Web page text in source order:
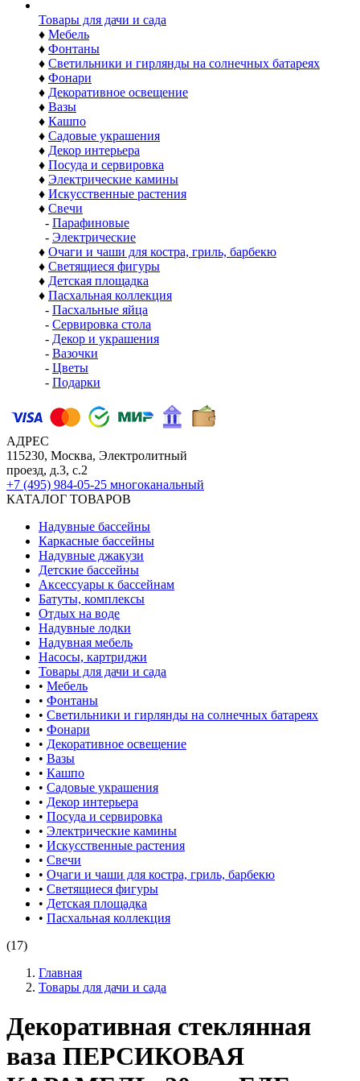
Товары для дачи и сада
♦ Мебель
♦ Фонтаны
♦ Светильники и гирлянды на солнечных батареях
♦ Фонари
♦ Декоративное освещение
♦ Вазы
♦ Кашпо
♦ Садовые украшения
♦ Декор интерьера
♦ Посуда и сервировка
♦ Электрические камины
♦ Искусственные растения
♦ Свечи
- Парафиновые
- Электрические
♦ Очаги и чаши для костра, гриль, барбекю
♦ Светящиеся фигуры
♦ Детская площадка
♦ Пасхальная коллекция
- Пасхальные яйца
- Сервировка стола
- Декор и украшения
- Вазочки
- Цветы
- Подарки
АДРЕС
115230, Москва, Электролитный
проезд, д.3, с.2
+7 (495) 984-05-25 многоканальный
КАТАЛОГ ТОВАРОВ
Надувные бассейны
Каркасные бассейны
Надувные джакузи
Детские бассейны
Аксессуары к бассейнам
Батуты, комплексы
Отдых на воде
Надувные лодки
Надувная мебель
Насосы, картриджи
Товары для дачи и сада
• Мебель
• Фонтаны
• Светильники и гирлянды на солнечных батареях
• Фонари
• Декоративное освещение
• Вазы
• Кашпо
• Садовые украшения
• Декор интерьера
• Посуда и сервировка
• Электрические камины
• Искусственные растения
• Свечи
• Очаги и чаши для костра, гриль, барбекю
• Светящиеся фигуры
• Детская площадка
• Пасхальная коллекция
(17)
Главная
Товары для дачи и сада
Декоративная стеклянная
ваза ПЕРСИКОВАЯ